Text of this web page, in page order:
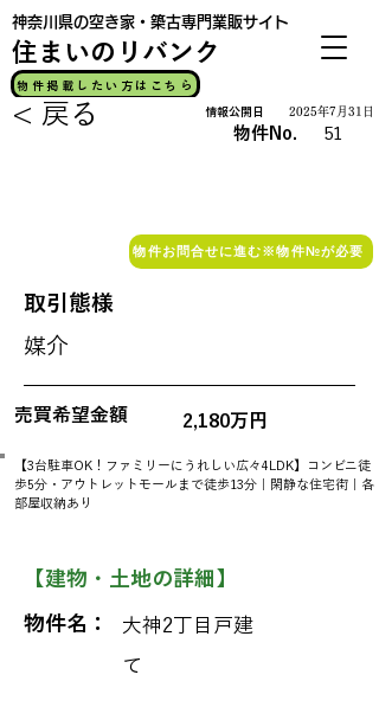
神奈川県の空き家・築古専門業販サイト
​住まいのリバンク
物件掲載したい方はこちら
< 戻る 情報公開日 2025年7月31日
物件No. 51
物件お問合せに進む※物件№が必要
取引態様
媒介
売買希望金額 2,180万円
【3台駐車OK！ファミリーにうれしい広々4LDK】コンビニ徒
歩5分・アウトレットモールまで徒歩13分｜閑静な住宅街｜各
部屋収納あり
【建物・土地の詳細】
物件名：
大神2丁目戸建
て